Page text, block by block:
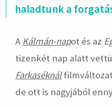
haladtunk a
A Kálmán-napot és az
tizenkét nap alatt
Farkaséknál
de ott is nagyjából